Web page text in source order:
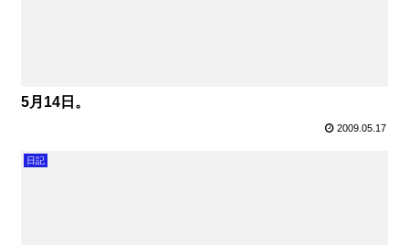
5月14日。
2009.05.17
日記